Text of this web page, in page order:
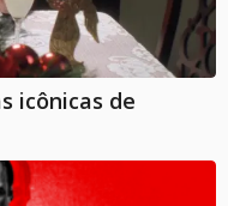
icônicas de